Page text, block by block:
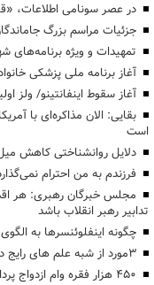
در عصر سونامی اطلاعات،
جزئیات مراسم بزرگ
تمهیدات و ویژه برنامه‌های
آغاز برنامه ملی پزشکی خانواده در ۲۰ شهر فاز دوم با حضور
آغاز سقوط اینفانتینو/
بقایی: الان مذاکره‌ای با
است
دلایل روانشناختی کاهش
فرزندم به من احترام نمی‌گذارد؛ ۵ راهکار عملی برای معکوس کردن این
مجلس خبرگان رهبری: هر
تدابیر رهبر انقلاب باشد
چگونه اینفلوئنسرها به
3مورد از شبه علم های رایج در صفحات سلامت +اینفوگرافی
۴۵۰ هزار فقره وام ازدواج پرداخت خواهد شد